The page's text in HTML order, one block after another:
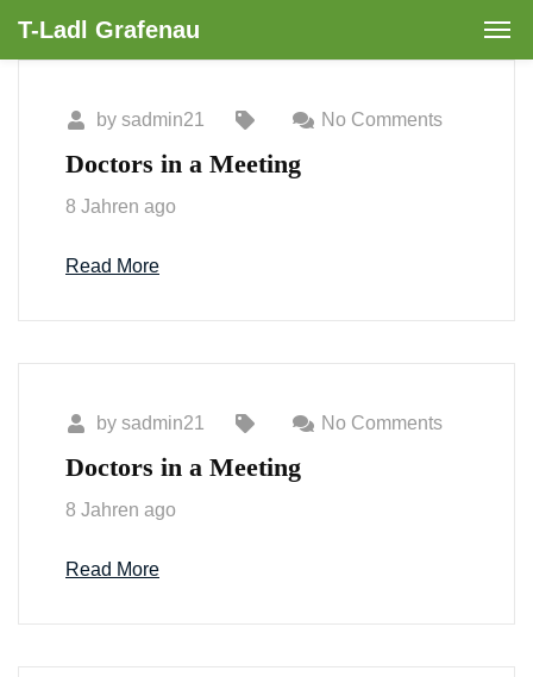
T-Ladl Grafenau
by sadmin21 No Comments
Doctors in a Meeting
8 Jahren ago
Read More
by sadmin21 No Comments
Doctors in a Meeting
8 Jahren ago
Read More